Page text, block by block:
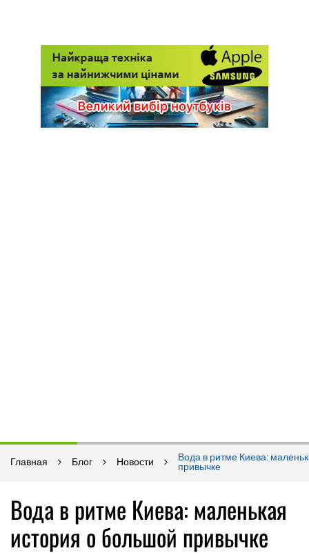
Главная Блог Новости
Вода в ритме Киева:
привычке
Вода в ритме Киева: маленькая
история о большой привычке